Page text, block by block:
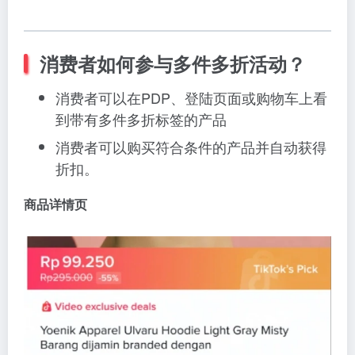
消费者如何参与多件多折活动？
消费者可以在PDP、登陆页面或购物车上看
到带有多件多折标签的产品
消费者可以购买符合条件的产品并自动获得
折扣。
商品详情页